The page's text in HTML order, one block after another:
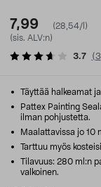
7,99
(28,54/l)
(sis. ALV:n)
3.7 (3
Täyttää halkeamat
Pattex Painting
ilman pohjustetta.
Maalattavissa jo 10
Tarttuu myös
Tilavuus: 280 ml:n
valkoinen.